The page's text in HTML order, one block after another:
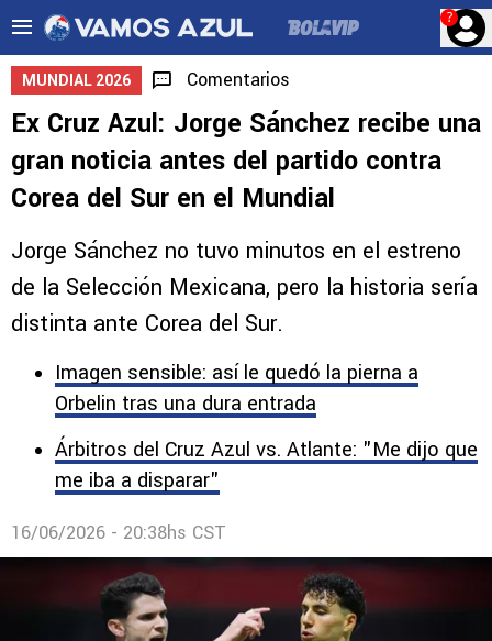
?
MUNDIAL 2026 Comentarios
Ex Cruz Azul: Jorge Sánchez recibe una
gran noticia antes del partido contra
Corea del Sur en el Mundial
Jorge Sánchez no tuvo minutos en el estreno
de la Selección Mexicana, pero la historia sería
distinta ante Corea del Sur.
Imagen sensible: así le quedó la pierna a
Orbelin tras una dura entrada
Árbitros del Cruz Azul vs. Atlante: "Me dijo que
me iba a disparar"
16/06/2026 - 20:38hs CST